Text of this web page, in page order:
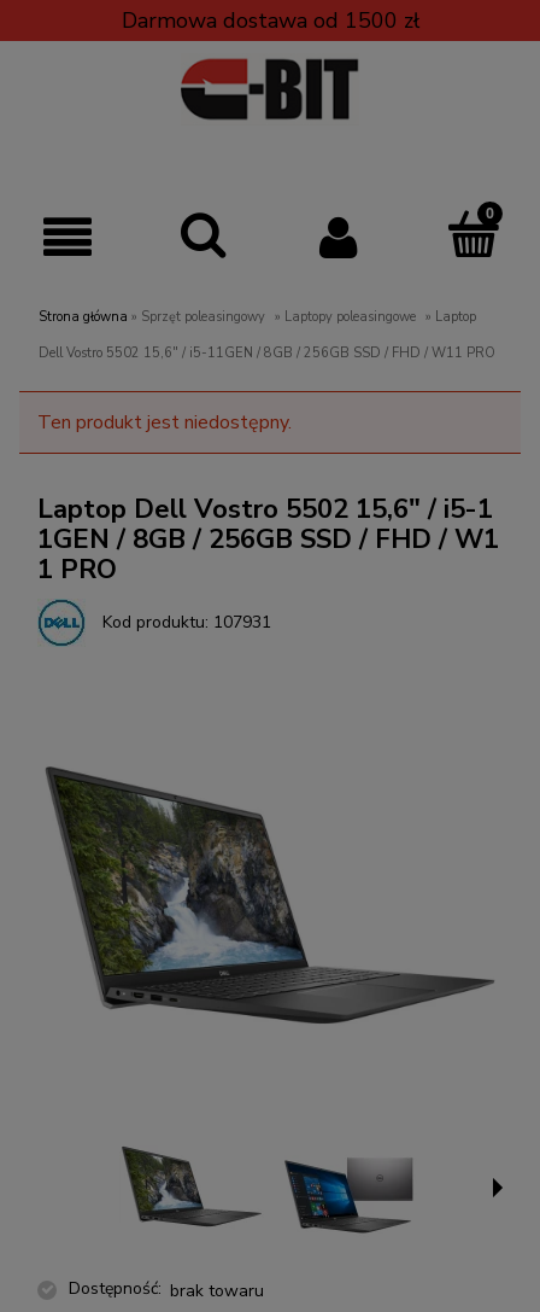
Darmowa dostawa od 1500 zł
Strona główna » Sprzęt poleasingowy » Laptopy poleasingowe » Laptop
Dell Vostro 5502 15,6" / i5-11GEN / 8GB / 256GB SSD / FHD / W11 PRO
Ten produkt jest niedostępny.
Laptop Dell Vostro 5502 15,6" / i5-1
1GEN / 8GB / 256GB SSD / FHD / W1
1 PRO
Kod produktu: 107931
Dostępność: brak towaru